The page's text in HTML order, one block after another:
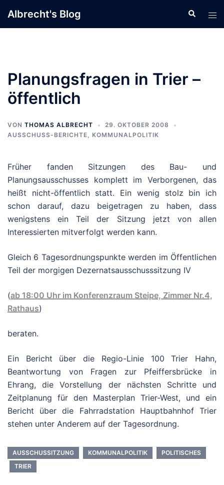
Inhalt
Albrecht's Blog Suche
Planungsfragen in Trier –
öffentlich
VON THOMAS ALBRECHT
29. OKTOBER 2008
AUSSCHUSS-BERICHTE, KOMMUNALPOLITIK
Früher fanden Sitzungen des Bau- und
Planungsausschusses komplett im Verborgenen, das
heißt nicht-öffentlich statt. Ein wenig stolz bin ich
schon darauf, dazu beigetragen zu haben, dass
wenigstens ein Teil der Sitzung jetzt von allen
Interessierten mitverfolgt werden kann.
Gleich 6 Tagesordnungspunkte werden im Öffentlichen
Teil der morgigen Dezernatsausschusssitzung IV
(ab 18:00 Uhr im Konferenzraum Steipe, Zimmer Nr.4,
Rathaus)
beraten.
Ein Bericht über die Regio-Linie 100 Trier Hahn,
Beantwortung von Fragen zur Pfeiffersbrücke in
Ehrang, die Vorstellung der nächsten Schritte und
Zeitplanung für den Masterplan Trier-West, und ein
Bericht über die Fahrradstation Hauptbahnhof Trier
stehen unter Anderem auf der Tagesordnung.
AUSSCHUSSITZUNG KOMMUNALPOLITIK
POLITISCHES
TRIER